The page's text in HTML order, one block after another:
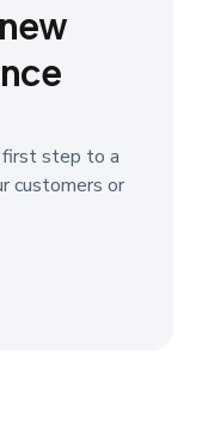
first step to a
customers or